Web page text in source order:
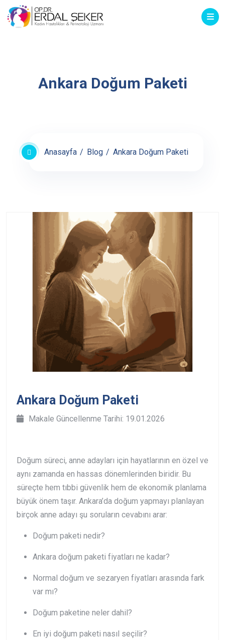
Ankara Doğum Paketi
Anasayfa Blog Ankara Doğum Paketi
Ankara Doğum Paketi
Makale Güncellenme Tarihi: 19.01.2026
Doğum süreci, anne adayları için hayatlarının en özel ve
aynı zamanda en hassas dönemlerinden biridir. Bu
süreçte hem tıbbi güvenlik hem de ekonomik planlama
büyük önem taşır. Ankara’da doğum yapmayı planlayan
birçok anne adayı şu soruların cevabını arar:
Doğum paketi nedir?
Ankara doğum paketi fiyatları ne kadar?
Normal doğum ve sezaryen fiyatları arasında fark
var mı?
Doğum paketine neler dahil?
En iyi doğum paketi nasıl seçilir?